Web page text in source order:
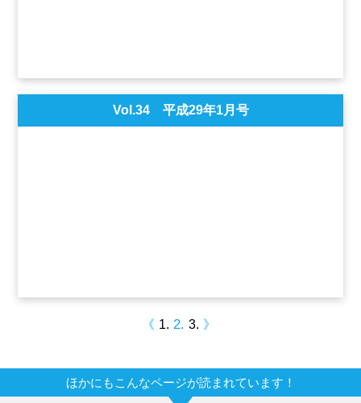
Vol.34 平成29年1月号
《 1 2 3 》
ほかにもこんなページが読まれています！